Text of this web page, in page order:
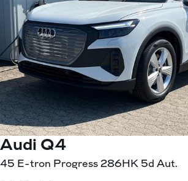
Audi Q4
45 E-tron Progress 286HK 5d Aut.